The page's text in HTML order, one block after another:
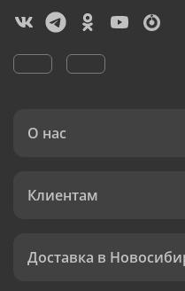
О нас
Клиентам
Доставка в